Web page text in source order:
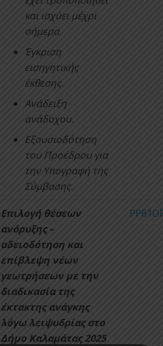
και ισχύει μέχρι
σήμερα.
Έγκριση
εισηγητικής
έκθεσης.
Ανάδειξη
ανάδοχου.
Εξουσιοδότηση
του Προέδρου για
την Υπογραφή της
Σύμβασης.
Επιλογή θέσεων
ανόρυξης –
αδειοδότηση και
επίβλεψη νέων
γεωτρήσεων με την
διαδικασία της
έκτακτης ανάγκης
λόγω λειψυδρίας στο
Δήμο Καλαμάτας 2025